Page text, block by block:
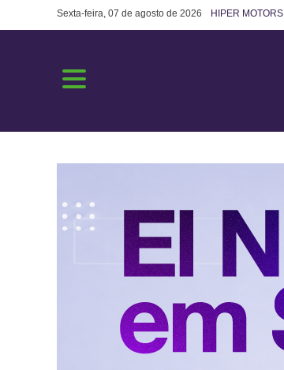
Sexta-feira, 07 de agosto de 2026 HIPER MOTORS